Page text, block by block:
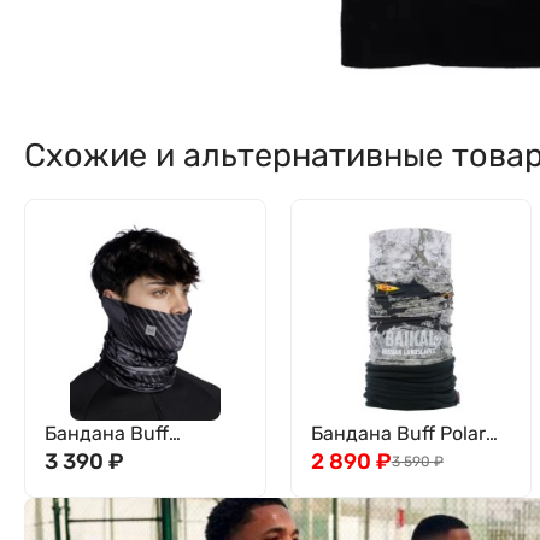
Схожие и альтернативные
Бандана Buff
Thermonet Tenty
132771.901.10.00
3 390 ₽
Бандана Buff Polar
Baikal/Black
3 590₽
2 890 ₽